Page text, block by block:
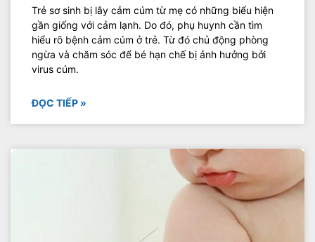
Trẻ sơ sinh bị lây cảm cúm từ mẹ có những biểu hiện
gần giống với cảm lạnh. Do đó, phụ huynh cần tìm
hiểu rõ bệnh cảm cúm ở trẻ. Từ đó chủ động phòng
ngừa và chăm sóc để bé hạn chế bị ảnh hưởng bởi
virus cúm.
ĐỌC TIẾP »